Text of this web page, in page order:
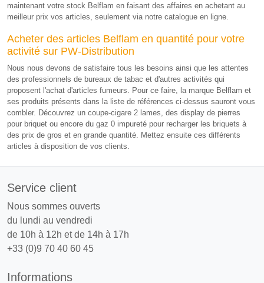
maintenant votre stock Belflam en faisant des affaires en achetant au
meilleur prix vos articles, seulement via notre catalogue en ligne.
Acheter des articles Belflam en quantité pour votre
activité sur PW-Distribution
Nous nous devons de satisfaire tous les besoins ainsi que les attentes
des professionnels de bureaux de tabac et d'autres activités qui
proposent l'achat d'articles fumeurs. Pour ce faire, la marque Belflam et
ses produits présents dans la liste de références ci-dessus sauront vous
combler. Découvrez un coupe-cigare 2 lames, des display de pierres
pour briquet ou encore du gaz 0 impureté pour recharger les briquets à
des prix de gros et en grande quantité. Mettez ensuite ces différents
articles à disposition de vos clients.
Service client
Nous sommes ouverts
du lundi au vendredi
de 10h à 12h et de 14h à 17h
+33 (0)9 70 40 60 45
Informations